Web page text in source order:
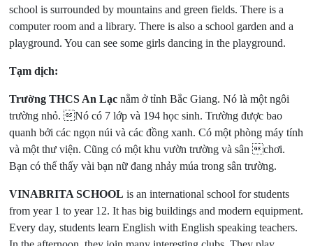
school is surrounded by mountains and green fields. There is a
computer room and a library. There is also a school garden and a
playground. You can see some girls dancing in the playground.
Tạm dịch:
Trường THCS An Lạc nằm ở tỉnh Bắc Giang. Nó là một ngôi
trường nhỏ. Nó có 7 lớp và 194 học sinh. Trường được bao
quanh bởi các ngọn núi và các đồng xanh. Có một phòng máy tính
và một thư viện. Cũng có một khu vườn trường và sân chơi.
Bạn có thể thấy vài bạn nữ đang nhảy múa trong sân trường.
VINABRITA SCHOOL is an international school for students
from year 1 to year 12. It has big buildings and modern equipment.
Every day, students learn English with English speaking teachers.